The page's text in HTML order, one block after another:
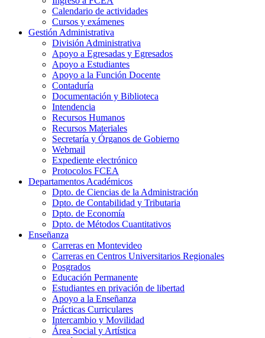
Calendario de actividades
Cursos y exámenes
Gestión Administrativa
División Administrativa
Apoyo a Egresadas y Egresados
Apoyo a Estudiantes
Apoyo a la Función Docente
Contaduría
Documentación y Biblioteca
Intendencia
Recursos Humanos
Recursos Materiales
Secretaría y Órganos de Gobierno
Webmail
Expediente electrónico
Protocolos FCEA
Departamentos Académicos
Dpto. de Ciencias de la Administración
Dpto. de Contabilidad y Tributaria
Dpto. de Economía
Dpto. de Métodos Cuantitativos
Enseñanza
Carreras en Montevideo
Carreras en Centros Universitarios Regionales
Posgrados
Educación Permanente
Estudiantes en privación de libertad
Apoyo a la Enseñanza
Prácticas Curriculares
Intercambio y Movilidad
Área Social y Artística